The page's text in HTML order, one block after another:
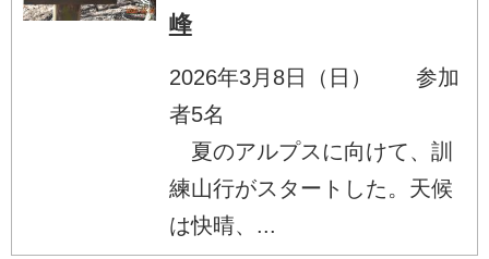
峰
2026年3月8日（日） 参加
者5名
夏のアルプスに向けて、訓
練山行がスタートした。天候
は快晴、...